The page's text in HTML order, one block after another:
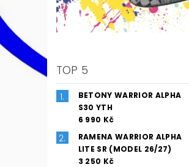
TOP 5
BETONY WARRIOR ALPHA
S30 YTH
6 990 Kč
RAMENA WARRIOR ALPHA
LITE SR (MODEL 26/27)
3 250 Kč